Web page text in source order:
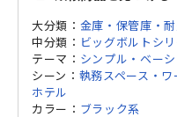
大分類： 金庫・保管庫・
中分類： ビッグボルトシ
テーマ： シンプル・ベー
シーン： 執務スペース・ワ
ホテル
カラー： ブラック系